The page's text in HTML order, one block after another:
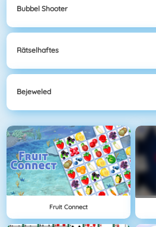
Bubbel Shooter
Rätselhaftes
Bejeweled
Fruit Connect